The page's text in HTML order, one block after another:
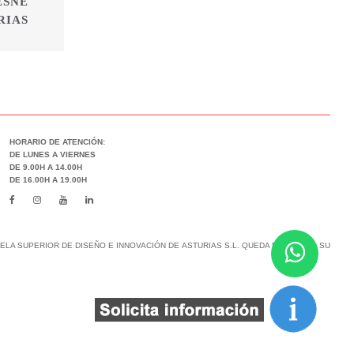
HORARIO DE ATENCIÓN:
DE LUNES A VIERNES
DE 9.00H A 14.00H
DE 16.00H A 19.00H
SUPERIOR DE DISEÑO E INNOVACIÓN DE ASTURIAS S.L. QUEDA PROHIBIDO SU